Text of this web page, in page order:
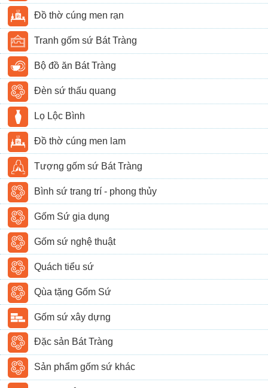
Đồ thờ cúng men rạn
Tranh gốm sứ Bát Tràng
Bộ đồ ăn Bát Tràng
Đèn sứ thấu quang
Lọ Lộc Bình
Đồ thờ cúng men lam
Tượng gốm sứ Bát Tràng
Bình sứ trang trí - phong thủy
Gốm Sứ gia dụng
Gốm sứ nghệ thuật
Quách tiểu sứ
Qùa tặng Gốm Sứ
Gốm sứ xây dựng
Đặc sản Bát Tràng
Sản phẩm gốm sứ khác